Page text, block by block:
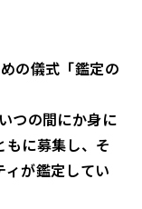
の儀式「鑑定の
つの間にか身に
に募集し、そ
が鑑定してい